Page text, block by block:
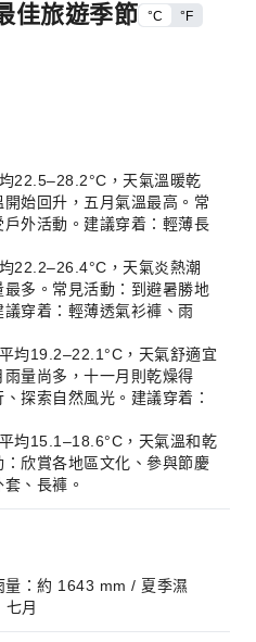
佳旅遊季節 °C °F
22.5–28.2°C，天氣溫暖乾
始回升，五月氣溫最高。常
外活動。建議穿着：輕薄長
22.2–26.4°C，天氣炎熱潮
多。常見活動：到避暑勝地
穿着：輕薄透氣衫褲、雨
均19.2–22.1°C，天氣舒適宜
量尚多，十一月則乾燥得
探索自然風光。建議穿着：
均15.1–18.6°C，天氣溫和乾
欣賞各地區文化、參與節慶
、長褲。
：約 1643 mm / 夏季濕
月